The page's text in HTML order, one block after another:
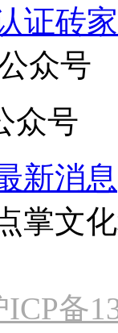
证砖家
众号
新消息
掌文
备